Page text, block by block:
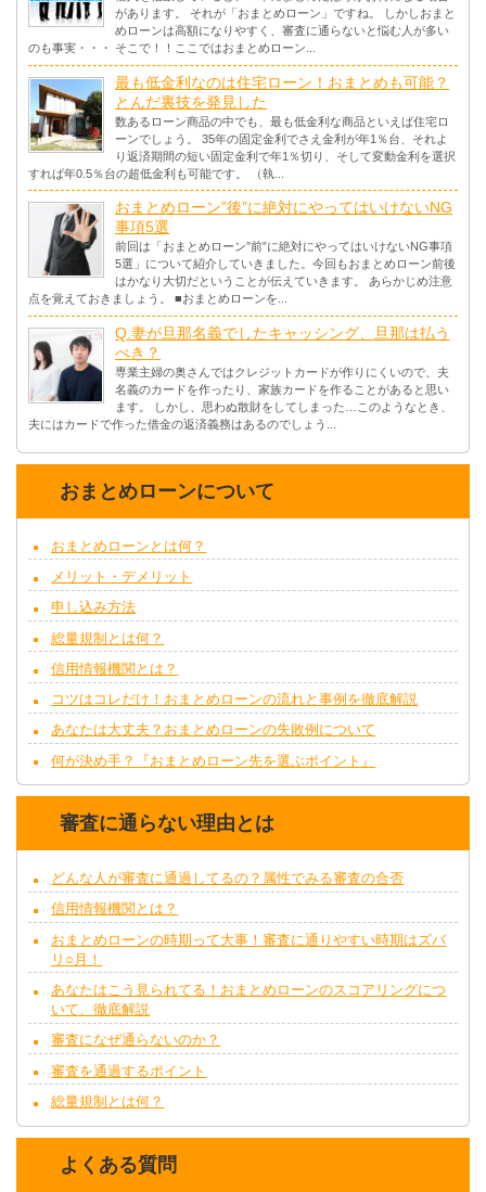
があります。 それが「おまとめローン」ですね。 しかしおまと
めローンは高額になりやすく、審査に通らないと悩む人が多い
のも事実・・・ そこで！！ここではおまとめローン...
最も低金利なのは住宅ローン！おまとめも可能？
とんだ裏技を発見した
数あるローン商品の中でも、最も低金利な商品といえば住宅ロ
ーンでしょう。 35年の固定金利でさえ金利が年1％台、それよ
り返済期間の短い固定金利で年1％切り、そして変動金利を選択
すれば年0.5％台の超低金利も可能です。 （執...
おまとめローン”後”に絶対にやってはいけないNG
事項5選
前回は「おまとめローン”前”に絶対にやってはいけないNG事項
5選」について紹介していきました。今回もおまとめローン前後
はかなり大切だということが伝えていきます。 あらかじめ注意
点を覚えておきましょう。 ■おまとめローンを...
Q.妻が旦那名義でしたキャッシング、旦那は払う
べき？
専業主婦の奥さんではクレジットカードが作りにくいので、夫
名義のカードを作ったり、家族カードを作ることがあると思い
ます。 しかし、思わぬ散財をしてしまった…このようなとき、
夫にはカードで作った借金の返済義務はあるのでしょう...
おまとめローンについて
おまとめローンとは何？
メリット・デメリット
申し込み方法
総量規制とは何？
信用情報機関とは？
コツはコレだけ！おまとめローンの流れと事例を徹底解説
あなたは大丈夫？おまとめローンの失敗例について
何が決め手？『おまとめローン先を選ぶポイント』
審査に通らない理由とは
どんな人が審査に通過してるの？属性でみる審査の合否
信用情報機関とは？
おまとめローンの時期って大事！審査に通りやすい時期はズバ
リ○月！
あなたはこう見られてる！おまとめローンのスコアリングにつ
いて、徹底解説
審査になぜ通らないのか？
審査を通過するポイント
総量規制とは何？
よくある質問